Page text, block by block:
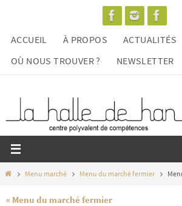
contenu
ACCUEIL À PROPOS
ACTUALITÉS
OÙ NOUS TROUVER ?
NEWSLETTER
HomeMenu marché Menu du marché fermier
« Menu du marché fermier